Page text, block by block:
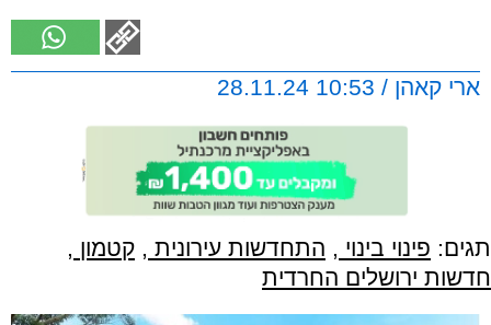
ארי קאהן / 10:53 28.11.24
תגים: פינוי בינוי , התחדשות עירונית , קטמון ,
חדשות ירושלים החרדית